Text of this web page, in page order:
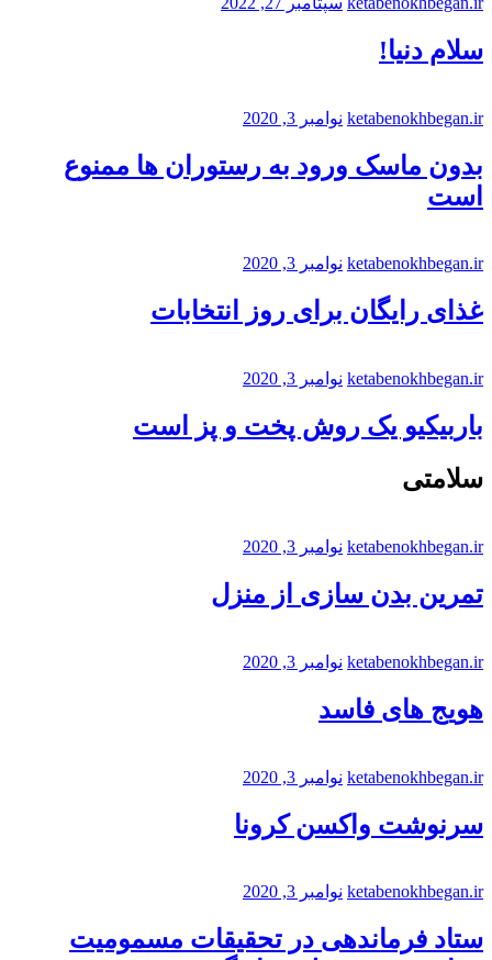
سلام دنیا!
ketabenokhbegan.ir نوامبر 3, 2020
بدون ماسک ورود به رستوران ها ممنوع
است
ketabenokhbegan.ir نوامبر 3, 2020
غذای رایگان برای روز انتخابات
ketabenokhbegan.ir نوامبر 3, 2020
باربیکیو یک روش پخت و پز است
سلامتی
ketabenokhbegan.ir نوامبر 3, 2020
تمرین بدن سازی از منزل
ketabenokhbegan.ir نوامبر 3, 2020
هویج های فاسد
ketabenokhbegan.ir نوامبر 3, 2020
سرنوشت واکسن کرونا
ketabenokhbegan.ir نوامبر 3, 2020
ستاد فرماندهی در تحقیقات مسمومیت